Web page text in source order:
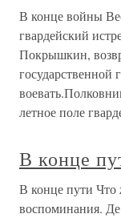
В конце войны
гвардейский
Покрышкин,
государственной
летное поле
В конце
В конце пути Что
воспоминания. Де